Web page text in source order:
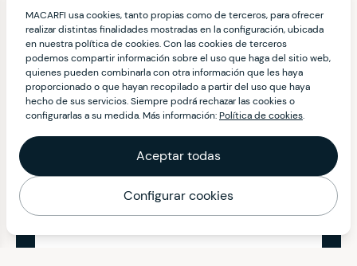
MACARFI usa cookies, tanto propias como de terceros, para ofrecer
realizar distintas finalidades mostradas en la configuración, ubicada
en nuestra política de cookies. Con las cookies de terceros
podemos compartir información sobre el uso que haga del sitio web,
quienes pueden combinarla con otra información que les haya
proporcionado o que hayan recopilado a partir del uso que haya
hecho de sus servicios. Siempre podrá rechazar las cookies o
configurarlas a su medida. Más información:Política de cookies.
Aceptar todas
Configurar cookies